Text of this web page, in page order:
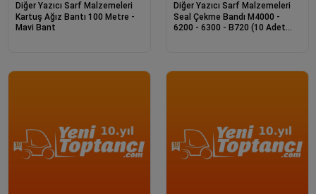
Diğer Yazıcı Sarf Malzemeleri
Kartuş Ağız Bantı 100 Metre -
Mavi Bant
Diğer Yazıcı Sarf Malzemeleri
Seal Çekme Bandı M4000 -
6200 - 6300 - B720 (10 Adet